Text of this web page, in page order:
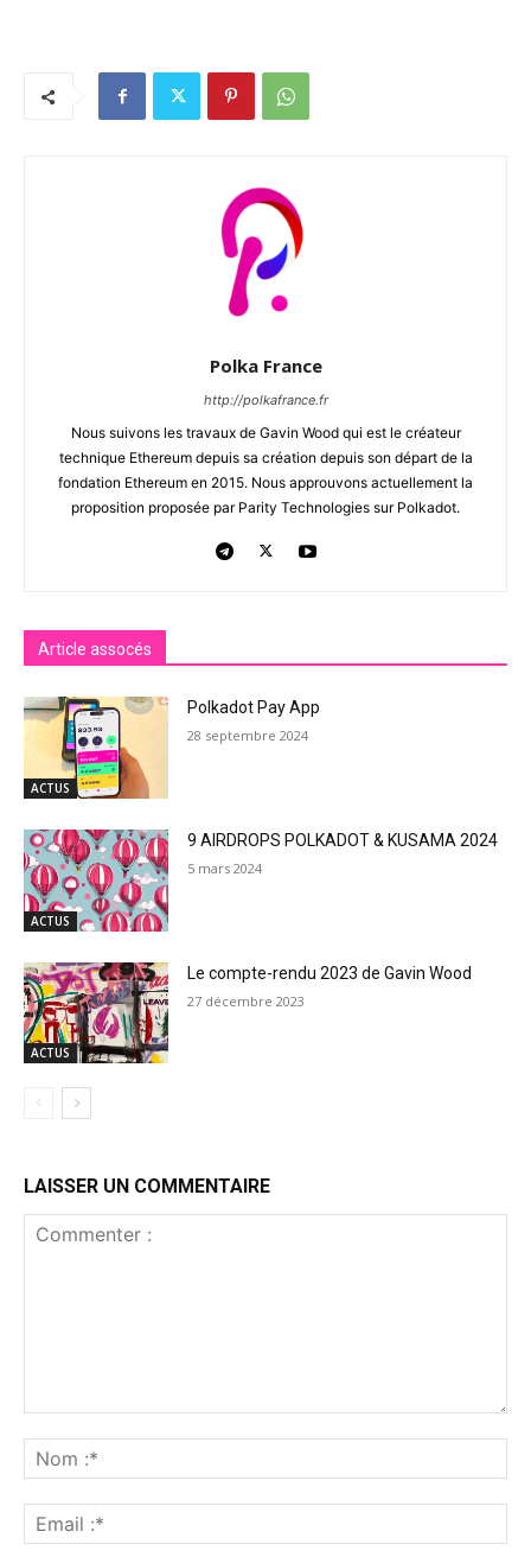
Polka France
http://polkafrance.fr
Nous suivons les travaux de Gavin Wood qui est le créateur
technique Ethereum depuis sa création depuis son départ de la
fondation Ethereum en 2015. Nous approuvons actuellement la
proposition proposée par Parity Technologies sur Polkadot.
Article assocés
ACTUS
Polkadot Pay App
28 septembre 2024
ACTUS
9 AIRDROPS POLKADOT & KUSAMA 2024
5 mars 2024
ACTUS
Le compte-rendu 2023 de Gavin Wood
27 décembre 2023
LAISSER UN COMMENTAIRE
:*
:*